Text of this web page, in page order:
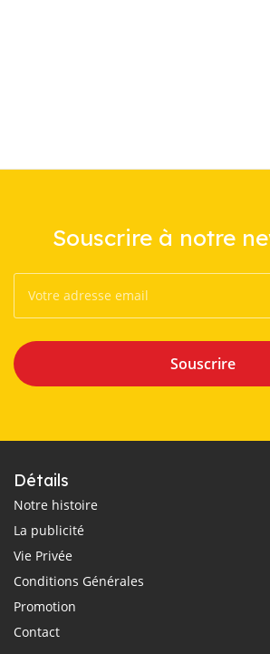
Souscrire à notre
Souscrire
Détails
Notre histoire
La publicité
Vie Privée
Conditions Générales
Promotion
Contact